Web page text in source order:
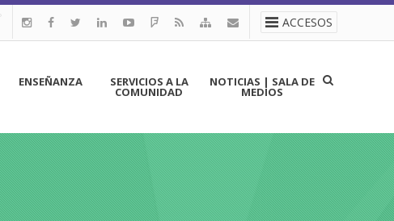
ACCESOS
ENSEÑANZA SERVICIOS A LA
COMUNIDAD
NOTICIAS | SALA DE
MEDIOS